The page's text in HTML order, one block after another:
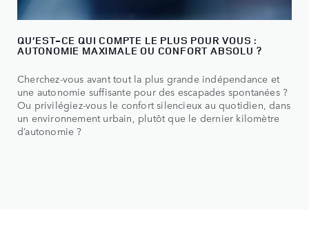
QU’EST-CE QUI COMPTE LE PLUS POUR VOUS :
AUTONOMIE MAXIMALE OU CONFORT ABSOLU ?
Cherchez-vous avant tout la plus grande indépendance et
une autonomie suffisante pour des escapades spontanées ?
Ou privilégiez-vous le confort silencieux au quotidien, dans
un environnement urbain, plutôt que le dernier kilomètre
d’autonomie ?